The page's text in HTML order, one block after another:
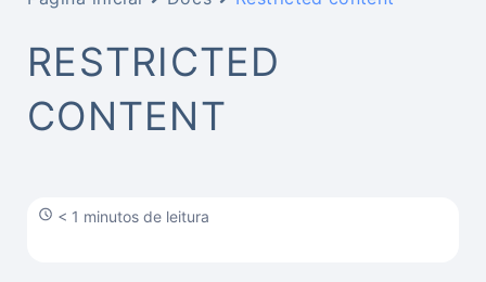
RESTRICTED
CONTENT
< 1 minutos de leitura